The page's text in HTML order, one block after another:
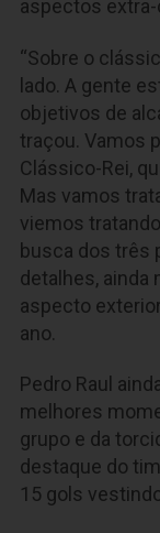
aspectos
“Sobre o
lado. A gente
objetivos de
traçou. Vamos
Clássico-Rei,
Mas vamos
viemos
busca dos três
detalhes, ainda
aspecto
ano.
Pedro Raul
melhores
grupo e da
destaque do
15 gols